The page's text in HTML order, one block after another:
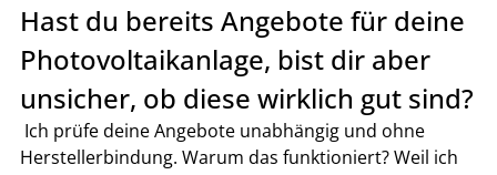
Hast du bereits Angebote für deine
Photovoltaikanlage, bist dir aber
unsicher, ob diese wirklich gut sind?
Ich prüfe deine Angebote unabhängig und ohne
Herstellerbindung. Warum das funktioniert? Weil ich